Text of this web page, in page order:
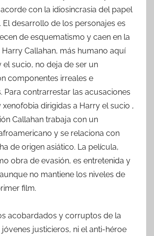
con la idiosincrasia del papel
El desarrollo de los personajes es
de esquematismo y caen en la
Callahan, más humano aquí
el sucio, no deja de ser un
componentes irreales e
Para contrarrestar las acusaciones
dirigidas a Harry el sucio ,
Callahan trabaja con un
y se relaciona con
de origen asiático. La película,
obra de evasión, es entretenida y
no mantiene los niveles de
film.
acobardados y corruptos de la
jóvenes justicieros, ni el anti-héroe